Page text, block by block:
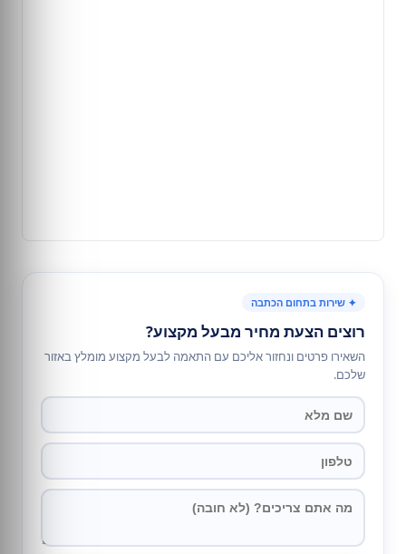
✦ שירות בתחום הכתבה
רוצים הצעת מחיר מבעל מקצוע?
השאירו פרטים ונחזור אליכם עם התאמה לבעל מקצוע מומלץ באזור
שלכם.